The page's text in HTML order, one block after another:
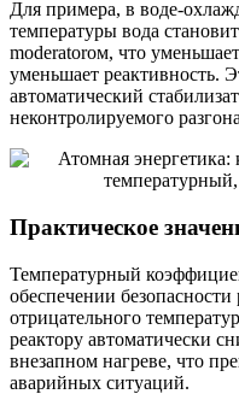
Для примера, в воде-
температуры вода
moderatorом, что
уменьшает реактивность.
автоматический
неконтролируемого
Практическое
Температурный
обеспечении
отрицательного
реактору автоматически
внезапном нагреве, что
аварийных ситуаций.